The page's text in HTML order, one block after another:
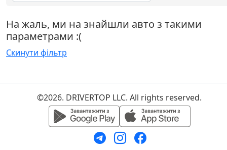
На жаль, ми на знайшли авто з такими
параметрами :(
Скинути фільтр
©2026. DRIVERTOP LLC. All rights reserved.